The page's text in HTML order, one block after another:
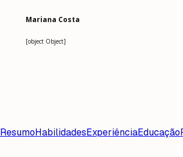
Mariana Costa
[object Object]
ResumoHabilidadesExperiênciaEducação